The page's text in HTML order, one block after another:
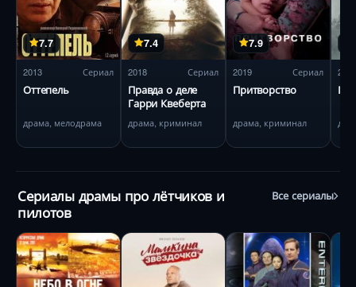
7.7
2013 Сериал
Оттепель
драма, мелодрама
7.4
2018 Сериал
Правда о деле
Гарри Квеберта
драма, криминал
7.9
2019 Сериал
Притворство
драма, криминал
2018
Сериалы драмы про лётчиков и
пилотов
Все сериалы